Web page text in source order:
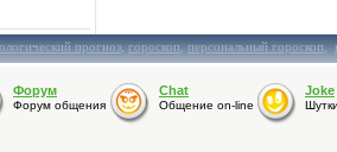
прогноз,гороскоп,персональный гороскоп,
Форум
Форум общения
Chat
Общение on-line
Joke